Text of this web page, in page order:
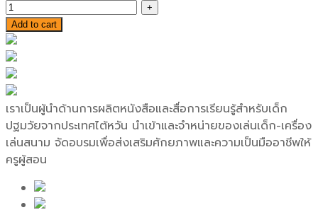
Add to cart
เราเป็นผู้นำด้านการผลิตหนังสือและสื่อการเรียนรู้สำหรับเด็ก
ปฐมวัยจากประเทศไต้หวัน นำเข้าและจำหน่ายของเล่นเด็ก-เครื่อง
เล่นสนาม จัดอบรมเพื่อส่งเสริมศักยภาพและความเป็นมืออาชีพให้
ครูผู้สอน